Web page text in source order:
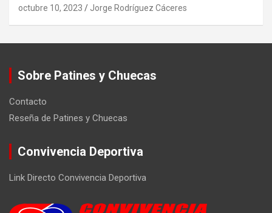
octubre 10, 2023 Jorge Rodríguez Cáceres
Sobre Patines y Chuecas
Contacto
Reseña de Patines y Chuecas
Convivencia Deportiva
Link Directo Convivencia Deportiva